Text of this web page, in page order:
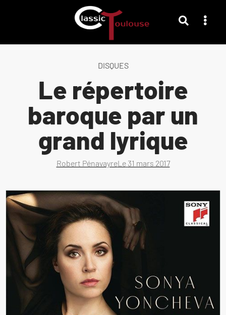
DISQUES
Le répertoire
baroque par un
grand lyrique
Robert PénavayreLe 31 mars 2017